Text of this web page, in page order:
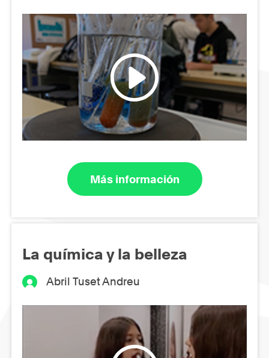
Más información
La química y la belleza
Abril Tuset Andreu